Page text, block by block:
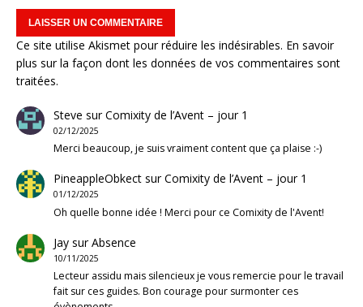
Ce site utilise Akismet pour réduire les indésirables. En savoir
plus sur la façon dont les données de vos commentaires sont
traitées.
Steve surComixity de l’Avent – jour 1
02/12/2025
Merci beaucoup, je suis vraiment content que ça plaise :-)
PineappleObkectsurComixity de l’Avent – jour 1
01/12/2025
Oh quelle bonne idée ! Merci pour ce Comixity de l'Avent!
JaysurAbsence
10/11/2025
Lecteur assidu mais silencieux je vous remercie pour le travail
fait sur ces guides. Bon courage pour surmonter ces